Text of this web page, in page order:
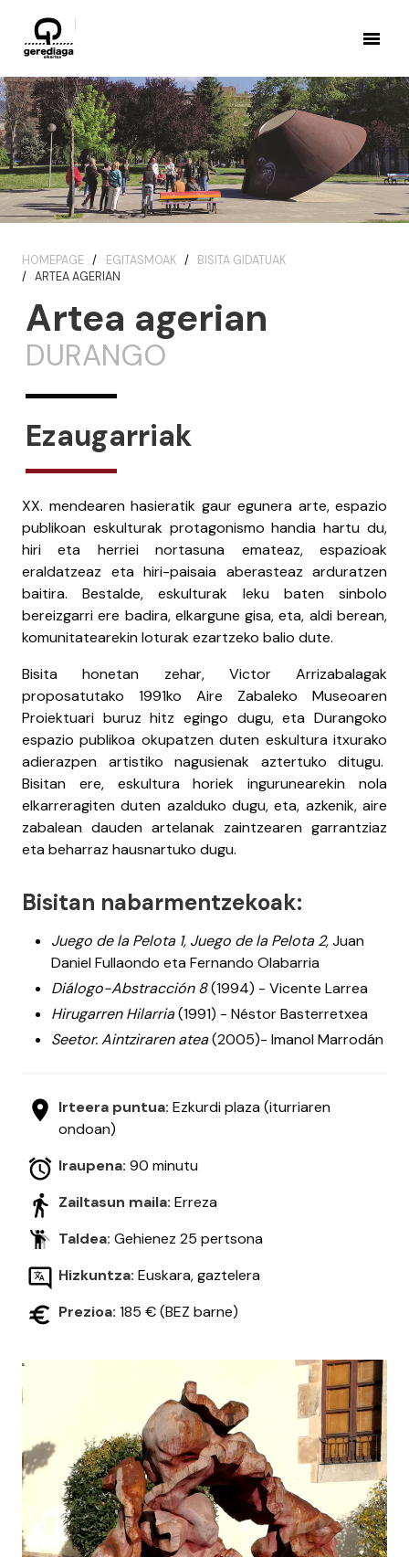
HOMEPAGE EGITASMOAK
BISITA GIDATUAK
ARTEA AGERIAN
Artea agerian
DURANGO
Ezaugarriak
XX. mendearen hasieratik gaur egunera arte, espazio
publikoan eskulturak protagonismo handia hartu du,
hiri eta herriei nortasuna emateaz, espazioak
eraldatzeaz eta hiri-paisaia aberasteaz arduratzen
baitira. Bestalde, eskulturak leku baten sinbolo
bereizgarri ere badira, elkargune gisa, eta, aldi berean,
komunitatearekin loturak ezartzeko balio dute.
Bisita honetan zehar, Victor Arrizabalagak
proposatutako 1991ko Aire Zabaleko Museoaren
Proiektuari buruz hitz egingo dugu, eta Durangoko
espazio publikoa okupatzen duten eskultura itxurako
adierazpen artistiko nagusienak aztertuko ditugu.
Bisitan ere, eskultura horiek ingurunearekin nola
elkarreragiten duten azalduko dugu, eta, azkenik, aire
zabalean dauden artelanak zaintzearen garrantziaz
eta beharraz hausnartuko dugu.
Bisitan nabarmentzekoak:
Juego de la Pelota 1, Juego de la Pelota 2,Juan
Daniel Fullaondo eta Fernando Olabarria
Diálogo-Abstracción 8(1994) - Vicente Larrea
Hirugarren Hilarria(1991) - Néstor Basterretxea
Seetor. Aintziraren atea(2005)- Imanol Marrodán
Irteera puntua: Ezkurdi plaza (iturriaren
ondoan)
Iraupena: 90 minutu
Zailtasun maila: Erreza
Taldea: Gehienez 25 pertsona
Hizkuntza: Euskara, gaztelera
Prezioa: 185 € (BEZ barne)